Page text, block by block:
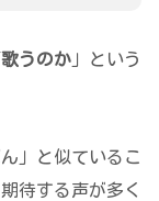
歌うのか 」という
」と似ているこ
待する声が多く